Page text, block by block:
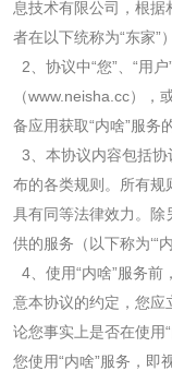
息技术有限公司，根
者在以下统称为“东家”
2 、协议中“您”、“用
（www.neisha.cc），
备应用获取“内啥”服务
3 、本协议内容包括
布的各类规则。所有规
具有同等法律效力。除
供的服务（以下称为‘“
4 、使用“内啥”服务
意本协议的约定，您应
论您事实上是否在使用
您使用“内啥”服务，即